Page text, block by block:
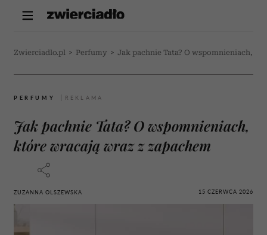
Zwierciadlo.pl > Perfumy > Jak pachnie Tata? O wspomnieniach,
PERFUMY
Jak pachnie Tata? O wspomnieniach,
które wracają wraz z zapachem
ZUZANNA OLSZEWSKA 15 CZERWCA 2026